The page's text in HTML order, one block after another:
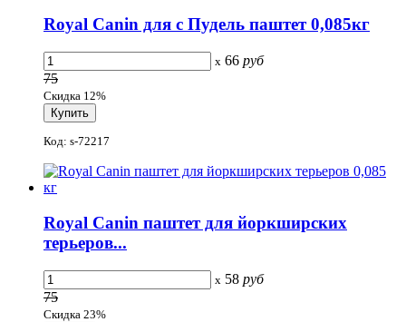
Royal Canin для с Пудель паштет 0,085кг
x 66 руб
75
Скидка 12%
Код: s-72217
Royal Canin паштет для йоркширских
терьеров...
x 58 руб
75
Скидка 23%